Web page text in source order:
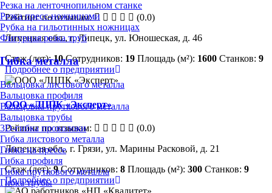
Резка на ленточнопильном станке
Резка пресс-ножницами
Рубка на гильотинных ножницах
Фигурная резка труб
Гибка металла
Вальцовка листового металла
Вальцовка профиля
Вальцовка пруткового металла
Вальцовка трубы
3D-гибка проволоки
Гибка листового металла
Гибка на прессе
Гибка профиля
Гибка пруткового металла
Гибка трубы
Рейтинг по отзывам:
(0.0)
Липецкая обл., г. Липецк, ул. Юношеская, д. 46
Стаж (лет):10 Сотрудников: 19 Площадь (м²): 1600 Станков: 9
Подробнее о предприятии
ООО «ЛЦПК «Эксперт»
Рейтинг по отзывам:
(0.0)
Липецкая обл., г. Грязи, ул. Марины Расковой, д. 21
Стаж (лет):9 Сотрудников: 8 Площадь (м²): 300 Станков: 9
Подробнее о предприятии